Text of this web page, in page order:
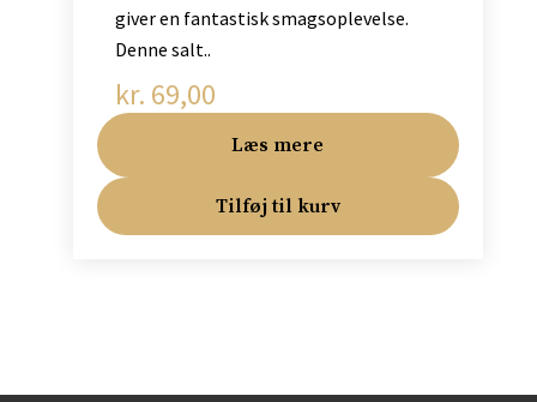
giver en fantastisk smagsoplevelse.
Denne salt..
kr. 69,00
Læs mere
Tilføj til kurv